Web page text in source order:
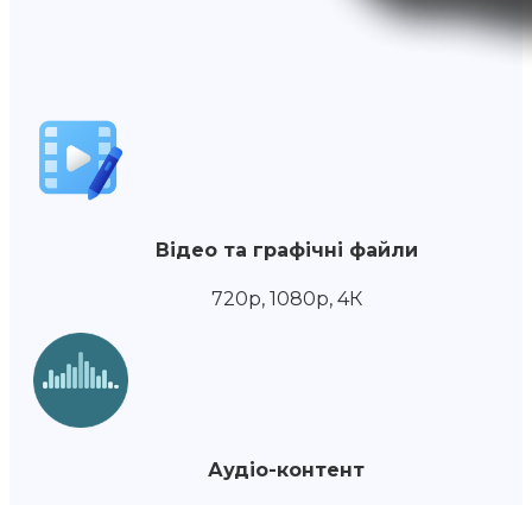
Відео та графічні файли
720р, 1080р, 4К
Аудіо-контент